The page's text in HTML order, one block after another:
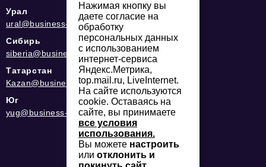
Урал
ural@business-magazine.online
Сибирь
siberia@business-magazine.online
Татарстан
Kazan@business-magazine.online
Юг
yug@business-magazine.online
Нажимая кнопку вы
даете согласие на
обработку
персональных данных
с использованием
интернет-сервиса
Яндекс.Метрика,
top.mail.ru, LiveInternet.
На сайте используются
cookie. Оставаясь на
сайте, вы принимаете
все условия
использования.
Вы можете настроить
или отклонить и